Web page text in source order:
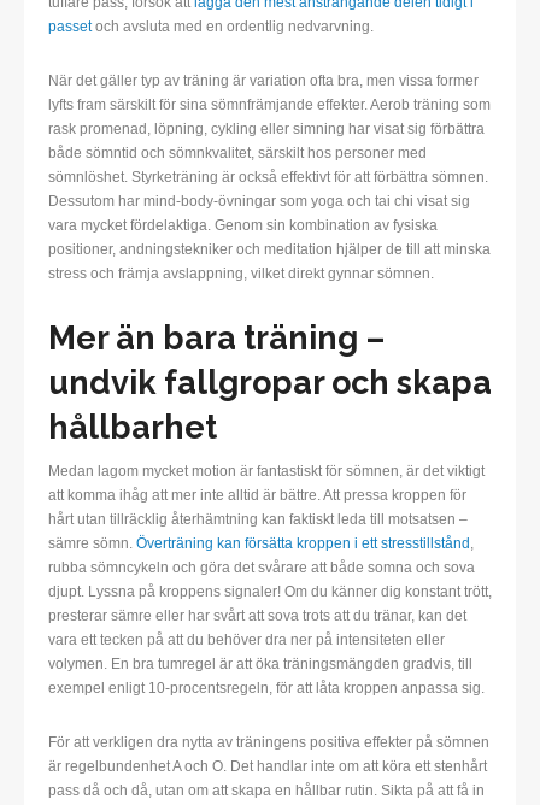
passetoch avsluta med en ordentlig nedvarvning.
När det gäller typ av träning är variation ofta bra, men vissa former
lyfts fram särskilt för sina sömnfrämjande effekter. Aerob träning som
rask promenad, löpning, cykling eller simning har visat sig förbättra
både sömntid och sömnkvalitet, särskilt hos personer med
sömnlöshet. Styrketräning är också effektivt för att förbättra sömnen.
Dessutom har mind-body-övningar som yoga och tai chi visat sig
vara mycket fördelaktiga. Genom sin kombination av fysiska
positioner, andningstekniker och meditation hjälper de till att minska
stress och främja avslappning, vilket direkt gynnar sömnen.
Mer än bara träning –
undvik fallgropar och skapa
hållbarhet
Medan lagom mycket motion är fantastiskt för sömnen, är det viktigt
att komma ihåg att mer inte alltid är bättre. Att pressa kroppen för
hårt utan tillräcklig återhämtning kan faktiskt leda till motsatsen –
sämre sömn. Överträning kan försätta kroppen i ett stresstillstånd ,
rubba sömncykeln och göra det svårare att både somna och sova
djupt. Lyssna på kroppens signaler! Om du känner dig konstant trött,
presterar sämre eller har svårt att sova trots att du tränar, kan det
vara ett tecken på att du behöver dra ner på intensiteten eller
volymen. En bra tumregel är att öka träningsmängden gradvis, till
exempel enligt 10-procentsregeln, för att låta kroppen anpassa sig.
För att verkligen dra nytta av träningens positiva effekter på sömnen
är regelbundenhet A och O. Det handlar inte om att köra ett stenhårt
pass då och då, utan om att skapa en hållbar rutin. Sikta på att få in